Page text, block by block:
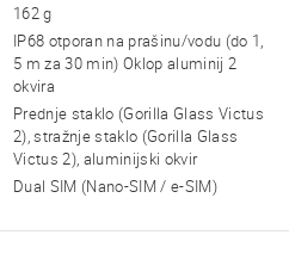
162 g
IP68 otporan na prašinu/vodu (do 1,
5 m za 30 min) Oklop aluminij 2
okvira
Prednje staklo (Gorilla Glass Victus
2), stražnje staklo (Gorilla Glass
Victus 2), aluminijski okvir
Dual SIM (Nano-SIM / e-SIM)